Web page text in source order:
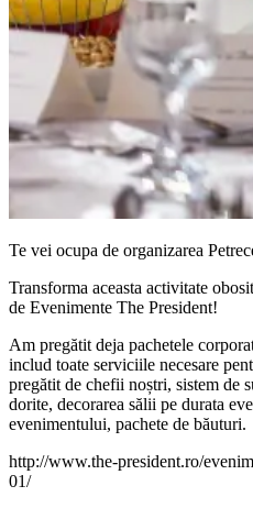
Te vei ocupa de organizarea
Transforma aceasta activitate
de Evenimente The President!
Am pregătit deja pachetele
includ toate serviciile necesare
pregătit de chefii noștri, sistem de
dorite, decorarea sălii pe durata
evenimentului, pachete de băuturi.
http://www.the-president.ro/
01/